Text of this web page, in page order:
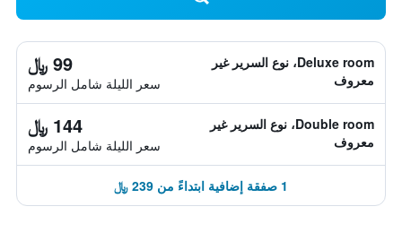
Deluxe room، نوع السرير غير
معروف
99 ﷼
سعر الليلة شامل الرسوم
Double room، نوع السرير غير
معروف
144 ﷼
سعر الليلة شامل الرسوم
1 صفقة إضافية ابتداءً من 239 ﷼